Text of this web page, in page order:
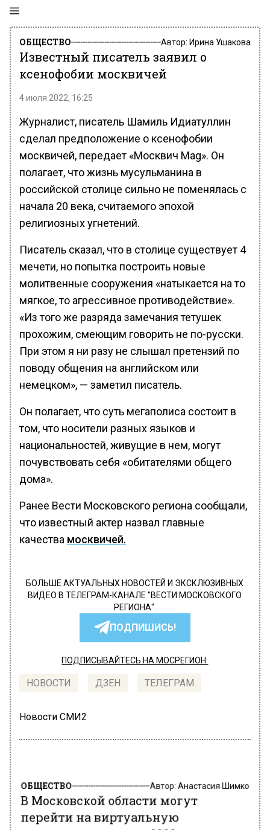
ОБЩЕСТВО Автор: Ирина Ушакова
Известный писатель заявил о
ксенофобии москвичей
4 июля 2022, 16:25
Журналист, писатель Шамиль Идиатуллин
сделал предположение о ксенофобии
москвичей, передает «Москвич Mag». Он
полагает, что жизнь мусульманина в
российской столице сильно не поменялась с
начала 20 века, считаемого эпохой
религиозных угнетений.
Писатель сказал, что в столице существует 4
мечети, но попытка построить новые
молитвенные сооружения «натыкается на то
мягкое, то агрессивное противодействие».
«Из того же разряда замечания тетушек
прохожим, смеющим говорить не по-русски.
При этом я ни разу не слышал претензий по
поводу общения на английском или
немецком», — заметил писатель.
Он полагает, что суть мегаполиса состоит в
том, что носители разных языков и
национальностей, живущие в нем, могут
почувствовать себя «обитателями общего
дома».
Ранее Вести Московского региона сообщали,
что известный актер назвал главные
качества москвичей.
БОЛЬШЕ АКТУАЛЬНЫХ НОВОСТЕЙ И ЭКСКЛЮЗИВНЫХ
ВИДЕО В ТЕЛЕГРАМ-КАНАЛЕ "ВЕСТИ МОСКОВСКОГО
РЕГИОНА".
ПОДПИШИСЬ!
ПОДПИСЫВАЙТЕСЬ НА МОСРЕГИОН:
НОВОСТИ ДЗЕН ТЕЛЕГРАМ
Новости СМИ2
ОБЩЕСТВО
В Московской области могут
перейти на виртуальную